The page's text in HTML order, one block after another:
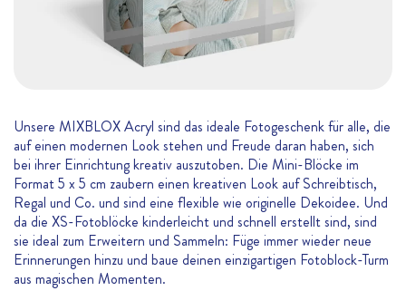
Unsere MIXBLOX Acryl sind das ideale Fotogeschenk für alle, die
auf einen modernen Look stehen und Freude daran haben, sich
bei ihrer Einrichtung kreativ auszutoben. Die Mini-Blöcke im
Format 5 x 5 cm zaubern einen kreativen Look auf Schreibtisch,
Regal und Co. und sind eine flexible wie originelle Dekoidee. Und
da die XS-Fotoblöcke kinderleicht und schnell erstellt sind, sind
sie ideal zum Erweitern und Sammeln: Füge immer wieder neue
Erinnerungen hinzu und baue deinen einzigartigen Fotoblock-Turm
aus magischen Momenten.